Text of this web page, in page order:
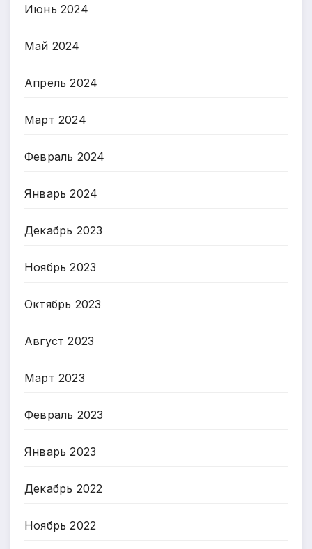
Июнь 2024
Май 2024
Апрель 2024
Март 2024
Февраль 2024
Январь 2024
Декабрь 2023
Ноябрь 2023
Октябрь 2023
Август 2023
Март 2023
Февраль 2023
Январь 2023
Декабрь 2022
Ноябрь 2022